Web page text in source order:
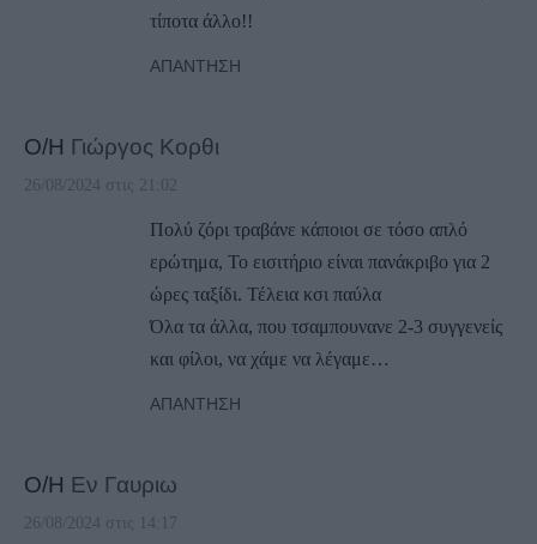
τίποτα άλλο!!
ΑΠΆΝΤΗΣΗ
Ο/Η Γιώργος Κορθι
26/08/2024 στις 21:02
Πολύ ζόρι τραβάνε κάποιοι σε τόσο απλό
ερώτημα, Το εισιτήριο είναι πανάκριβο για 2
ώρες ταξίδι. Τέλεια κσι παύλα
Όλα τα άλλα, που τσαμπουνανε 2-3 συγγενείς
και φίλοι, να χάμε να λέγαμε…
ΑΠΆΝΤΗΣΗ
Ο/Η Εν Γαυριω
26/08/2024 στις 14:17